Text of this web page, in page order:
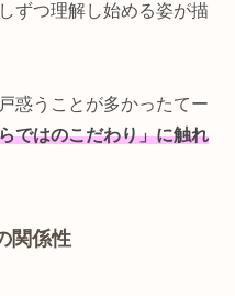
ずつ理解し始める姿が描
惑うことが多かったてー
ではのこだわり」に触れ
関係性